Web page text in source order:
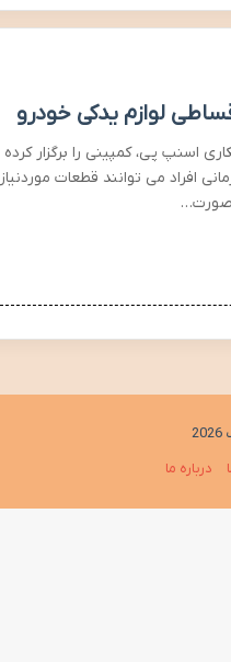
لوازم یدکی خودرو
اسنپ پی، کمپینی را برگزار کرده
این بازه زمانی افراد می توانند قطعات موردنیاز
صورت…
درباره ما